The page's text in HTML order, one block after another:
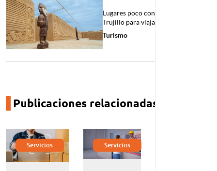
Lugares poco conocidos cerca a
Trujillo para viajar
Turismo
Publicaciones relacionadas
Servicios Servicios